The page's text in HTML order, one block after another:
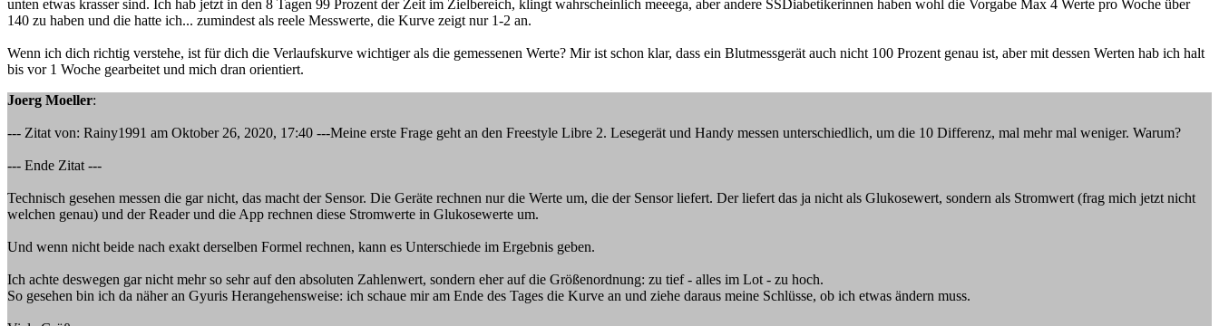
unten etwas krasser sind. Ich hab jetzt in den 8 Tagen 99 Prozent der Zeit im Zielbereich, klingt wahrscheinlich meeega, aber andere SSDiabetikerinnen haben wohl die Vorgabe Max 4 Werte pro Woche über
140 zu haben und die hatte ich... zumindest als reele Messwerte, die Kurve zeigt nur 1-2 an.
Wenn ich dich richtig verstehe, ist für dich die Verlaufskurve wichtiger als die gemessenen Werte? Mir ist schon klar, dass ein Blutmessgerät auch nicht 100 Prozent genau ist, aber mit dessen Werten hab ich halt
bis vor 1 Woche gearbeitet und mich dran orientiert.
Joerg Moeller:
--- Zitat von: Rainy1991 am Oktober 26, 2020, 17:40 ---Meine erste Frage geht an den Freestyle Libre 2. Lesegerät und Handy messen unterschiedlich, um die 10 Differenz, mal mehr mal weniger. Warum?
--- Ende Zitat ---
Technisch gesehen messen die gar nicht, das macht der Sensor. Die Geräte rechnen nur die Werte um, die der Sensor liefert. Der liefert das ja nicht als Glukosewert, sondern als Stromwert (frag mich jetzt nicht
welchen genau) und der Reader und die App rechnen diese Stromwerte in Glukosewerte um.
Und wenn nicht beide nach exakt derselben Formel rechnen, kann es Unterschiede im Ergebnis geben.
Ich achte deswegen gar nicht mehr so sehr auf den absoluten Zahlenwert, sondern eher auf die Größenordnung: zu tief - alles im Lot - zu hoch.
So gesehen bin ich da näher an Gyuris Herangehensweise: ich schaue mir am Ende des Tages die Kurve an und ziehe daraus meine Schlüsse, ob ich etwas ändern muss.